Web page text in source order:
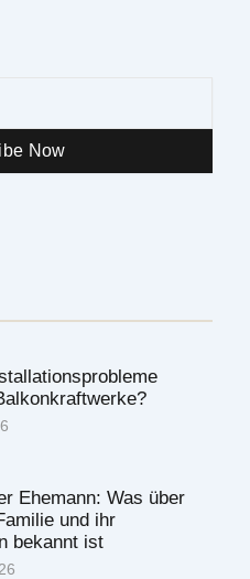
Now
Ehemann: Was über
und ihr
bekannt ist